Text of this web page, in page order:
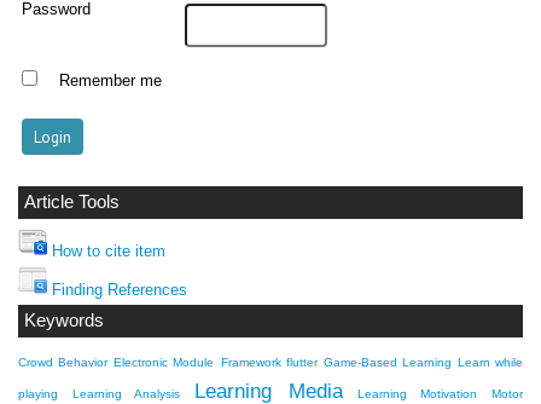
Password
Remember me
Article Tools
How to cite item
Finding References
Keywords
Crowd Behavior Electronic Module Framework flutter Game-Based Learning Learn while
playing Learning Analysis Learning Media Learning Motivation Motor